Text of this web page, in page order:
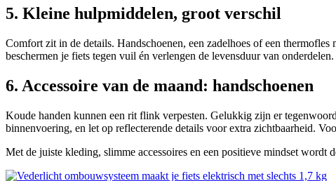
5. Kleine hulpmiddelen, groot verschil
Comfort zit in de details. Handschoenen, een zadelhoes of een
beschermen je fiets tegen vuil én verlengen de levensduur van onderdelen.
6. Accessoire van de maand: handschoenen
Koude handen kunnen een rit flink verpesten. Gelukkig zijn er
binnenvoering, en let op reflecterende details voor extra zichtbaarheid.
Met de juiste kleding, slimme accessoires en een positieve mindset